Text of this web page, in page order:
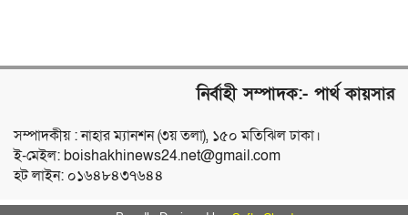
নির্বাহী সম্পাদক:- পার্থ কায়সার
সম্পাদকীয় : নাহার ম্যানশন (৩য় তলা), ১৫০ মতিঝিল ঢাকা।
ই-মেইল: boishakhinews24.net@gmail.com
হট লাইন: ০১৬৪৮৪৩৭৬৪৪